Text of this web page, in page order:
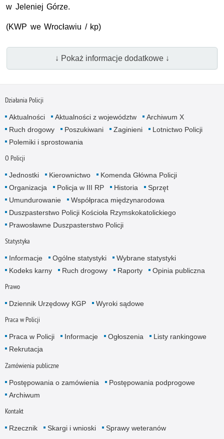
w Jeleniej Górze.
(KWP we Wrocławiu / kp)
↓ Pokaż informacje dodatkowe ↓
Działania Policji
Aktualności Aktualności z województw
Archiwum X
Ruch drogowy
Poszukiwani Zaginieni
Lotnictwo Policji
Polemiki i sprostowania
O Policji
Jednostki Kierownictwo
Komenda Główna Policji
Organizacja
Policja w III RP Historia
Sprzęt
Umundurowanie
Współpraca międzynarodowa
Duszpasterstwo Policji Kościoła Rzymskokatolickiego
Prawosławne Duszpasterstwo Policji
Statystyka
Informacje Ogólne statystyki
Wybrane statystyki
Kodeks karny
Ruch drogowy Raporty Opinia publiczna
Prawo
Dziennik Urzędowy KGP Wyroki sądowe
Praca w Policji
Praca w Policji Informacje Ogłoszenia
Listy rankingowe
Rekrutacja
Zamówienia publiczne
Postępowania o zamówienia
Postępowania podprogowe
Archiwum
Kontakt
Rzecznik Skargi i wnioski Sprawy weteranów